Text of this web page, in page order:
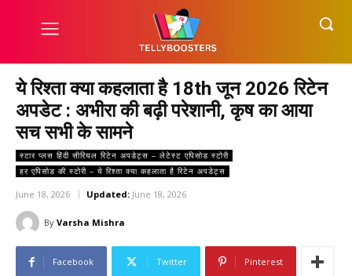
ये रिश्ता क्या कहलाता है 18th जून 2026 रिटेन
अपडेट : अभीरा की बढ़ी परेशानी, कृष का आया
सच सभी के सामने
स्टार प्लस हिंदी सीरियल रिटेन अपडेट्स – लेटेस्ट एपिसोड स्टोरी
हर एपिसोड की स्टोरी – ये रिश्ता क्या कहलाता है रिटेन अपडेट्स
June 18, 2026 Updated: June 18, 2026
By Varsha Mishra
Facebook Twitter Pinterest